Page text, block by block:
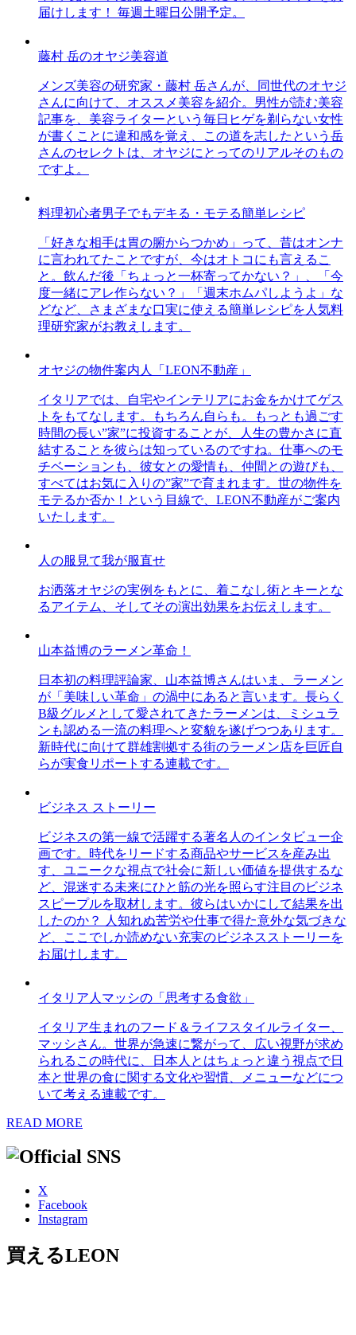
届けします！ 毎週土曜日公開予定。
藤村 岳のオヤジ美容道
メンズ美容の研究家・藤村 岳さんが、同世代のオヤジ
さんに向けて、オススメ美容を紹介。男性が読む美容
記事を、美容ライターという毎日ヒゲを剃らない女性
が書くことに違和感を覚え、この道を志したという岳
さんのセレクトは、オヤジにとってのリアルそのもの
ですよ。
料理初心者男子でもデキる・モテる簡単レシピ
「好きな相手は胃の腑からつかめ」って、昔はオンナ
に言われてたことですが、今はオトコにも言えるこ
と。飲んだ後「ちょっと一杯寄ってかない？」、「今
度一緒にアレ作らない？」「週末ホムパしようよ」な
どなど、さまざまな口実に使える簡単レシピを人気料
理研究家がお教えします。
オヤジの物件案内人「LEON不動産」
イタリアでは、自宅やインテリアにお金をかけてゲス
トをもてなします。もちろん自らも。もっとも過ごす
時間の長い”家”に投資することが、人生の豊かさに直
結することを彼らは知っているのですね。仕事へのモ
チベーションも、彼女との愛情も、仲間との遊びも、
すべてはお気に入りの”家”で育まれます。世の物件を
モテるか否か！という目線で、LEON不動産がご案内
いたします。
人の服見て我が服直せ
お洒落オヤジの実例をもとに、着こなし術とキーとな
るアイテム、そしてその演出効果をお伝えします。
山本益博のラーメン革命！
日本初の料理評論家、山本益博さんはいま、ラーメン
が「美味しい革命」の渦中にあると言います。長らく
B級グルメとして愛されてきたラーメンは、ミシュラ
ンも認める一流の料理へと変貌を遂げつつあります。
新時代に向けて群雄割拠する街のラーメン店を巨匠自
らが実食リポートする連載です。
ビジネス ストーリー
ビジネスの第一線で活躍する著名人のインタビュー企
画です。時代をリードする商品やサービスを産み出
す、ユニークな視点で社会に新しい価値を提供するな
ど、混迷する未来にひと筋の光を照らす注目のビジネ
スピープルを取材します。彼らはいかにして結果を出
したのか？ 人知れぬ苦労や仕事で得た意外な気づきな
ど、ここでしか読めない充実のビジネスストーリーを
お届けします。
イタリア人マッシの「思考する食欲」
イタリア生まれのフード＆ライフスタイルライター、
マッシさん。世界が急速に繋がって、広い視野が求め
られるこの時代に、日本人とはちょっと違う視点で日
本と世界の食に関する文化や習慣、メニューなどにつ
いて考える連載です。
READ MORE
X
Facebook
Instagram
買えるLEON